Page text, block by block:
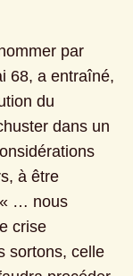
par
68, a entraîné,
du
dans un
à être
« … nous
crise
sortons, celle